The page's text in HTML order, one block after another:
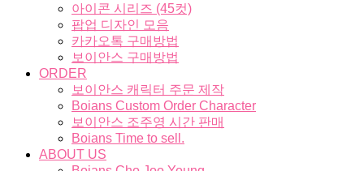
아이콘 시리즈 (45컷)
팝업 디자인 모음
카카오톡 구매방법
보이안스 구매방법
ORDER
보이안스 캐릭터 주문 제작
Boians Custom Order Character
보이안스 조주영 시간 판매
Boians Time to sell.
ABOUT US